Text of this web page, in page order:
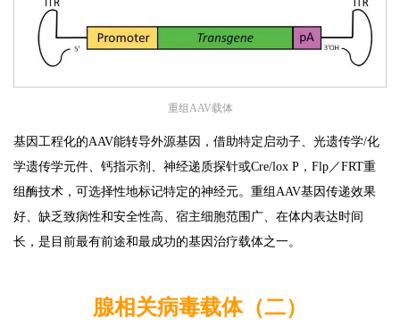
重组AAV载体
基因工程化的AAV能转导外源基因，借助特定启动子、光遗传学/化
学遗传学元件、钙指示剂、神经递质探针或Cre/lox P，Flp／FRT重
组酶技术，可选择性地标记特定的神经元。重组AAV基因传递效果
好、缺乏致病性和安全性高、宿主细胞范围广、在体内表达时间
长，是目前最有前途和最成功的基因治疗载体之一。
腺相关病毒载体（二）